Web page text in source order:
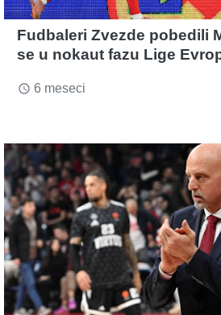
Fudbaleri Zvezde pobedili
se u nokaut fazu Lige
access_time 6 meseci